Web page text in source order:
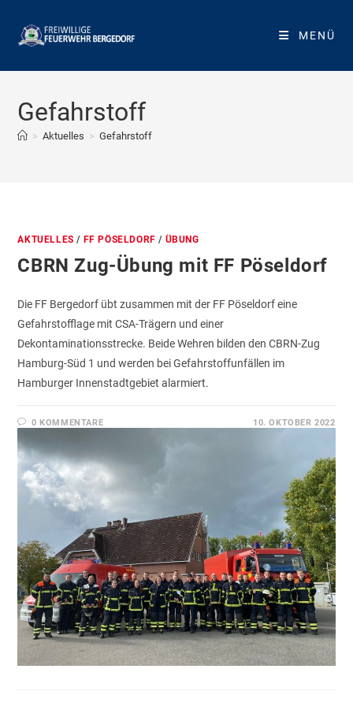
Inhalt
springen
MENÜ
Gefahrstoff
> Aktuelles > Gefahrstoff
AKTUELLES / FF PÖSELDORF / ÜBUNG
CBRN Zug-Übung mit FF Pöseldorf
Die FF Bergedorf übt zusammen mit der FF Pöseldorf eine
Gefahrstofflage mit CSA-Trägern und einer
Dekontaminationsstrecke. Beide Wehren bilden den CBRN-Zug
Hamburg-Süd 1 und werden bei Gefahrstoffunfällen im
Hamburger Innenstadtgebiet alarmiert.
0 KOMMENTARE 10. OKTOBER 2022